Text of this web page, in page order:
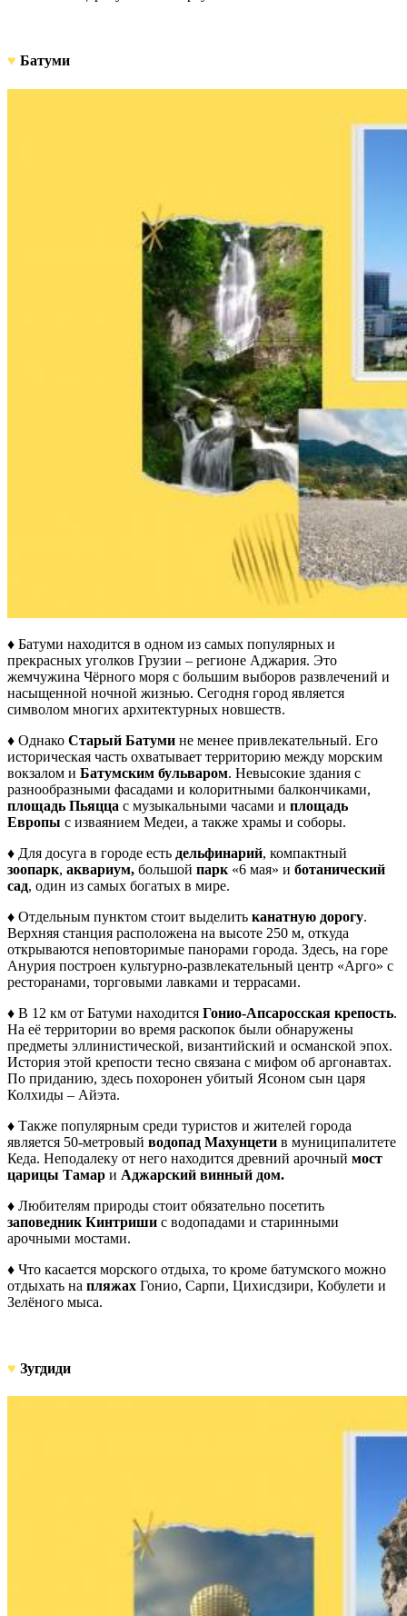
♥ Батуми
♦ Батуми находится в одном из самых популярных и
прекрасных уголков Грузии – регионе Аджария. Это
жемчужина Чёрного моря с большим выборов развлечений и
насыщенной ночной жизнью. Сегодня город является
символом многих архитектурных новшеств.
♦ Однако Старый Батуми не менее привлекательный. Его
историческая часть охватывает территорию между морским
вокзалом и Батумским бульваром. Невысокие здания с
разнообразными фасадами и колоритными балкончиками,
площадь Пьяцца с музыкальными часами и площадь
Европы с изваянием Медеи, а также храмы и соборы.
♦ Для досуга в городе есть дельфинарий, компактный
зоопарк, аквариум, большой парк «6 мая» и ботанический
сад, один из самых богатых в мире.
♦ Отдельным пунктом стоит выделить канатную дорогу.
Верхняя станция расположена на высоте 250 м, откуда
открываются неповторимые панорами города. Здесь, на горе
Анурия построен культурно-развлекательный центр «Арго» с
ресторанами, торговыми лавками и террасами.
♦ В 12 км от Батуми находится Гонио-Апсаросская крепость.
На её территории во время раскопок были обнаружены
предметы эллинистической, византийский и османской эпох.
История этой крепости тесно связана с мифом об аргонавтах.
По приданию, здесь похоронен убитый Ясоном сын царя
Колхиды – Айэта.
♦ Также популярным среди туристов и жителей города
является 50-метровый водопад Махунцети в муниципалитете
Кеда. Неподалеку от него находится древний арочный мост
царицы Тамар и Аджарский винный дом.
♦ Любителям природы стоит обязательно посетить
заповедник Кинтриши с водопадами и старинными
арочными мостами.
♦ Что касается морского отдыха, то кроме батумского можно
отдыхать на пляжах Гонио, Сарпи, Цихисдзири, Кобулети и
Зелёного мыса.
♥ Зугдиди